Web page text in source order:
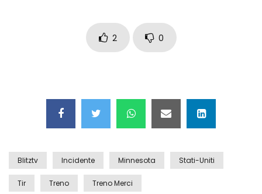
Nei casinò arriva il cambio oro
Esplode cabina elettrica sotterranea
Grattacielo crolla per un incendio
2 0
Blitztv Incidente Minnesota Stati-Uniti
Tir Treno Treno Merci